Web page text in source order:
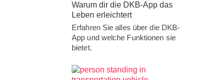
Warum dir die DKB-App das
Leben erleichtert
Erfahren Sie alles über die DKB-
App und welche Funktionen sie
bietet.